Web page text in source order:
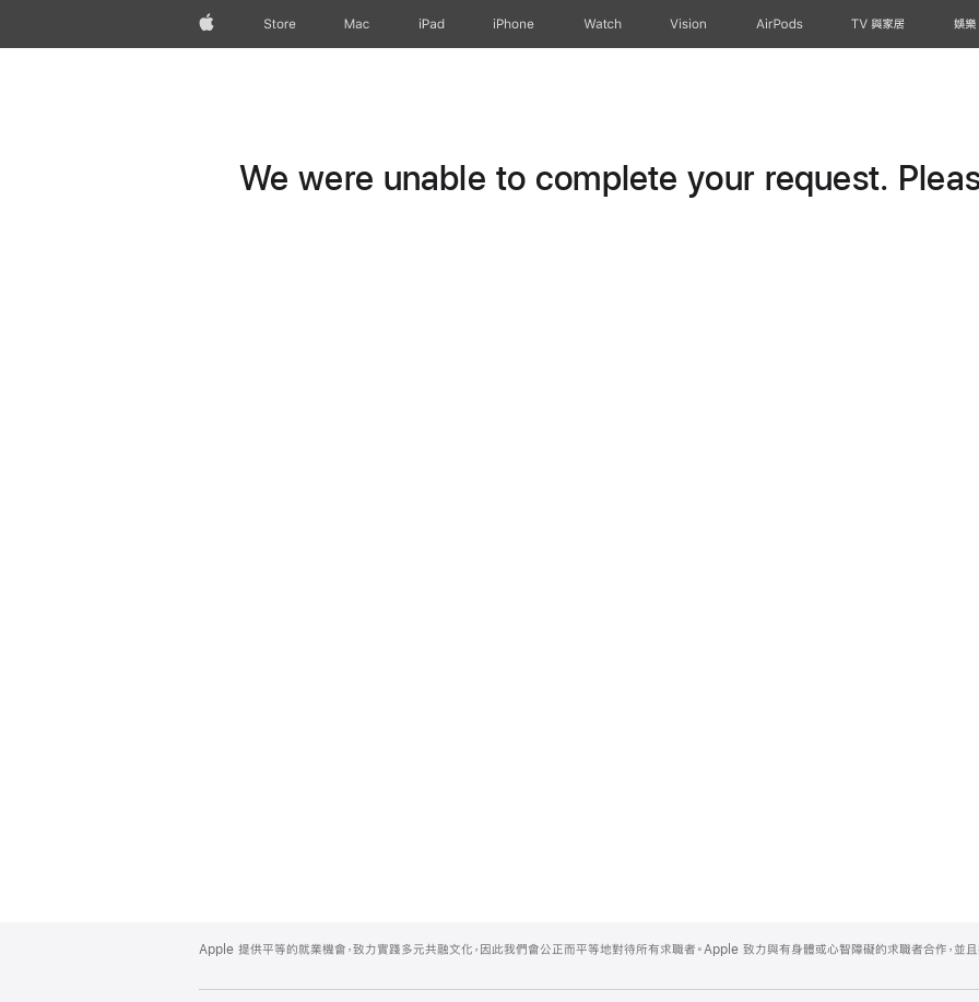
Apple Store Mac iPad iPhone Watch Vision AirPods TV 與家居 娛樂
We were unable to complete your request.
Footer
Apple 提供平等的就業機會，致力實踐多元共融文化，因此我們會公正而平等地對待所有求職者。Apple 致力與有身體或心智障礙的求職者合作，並且